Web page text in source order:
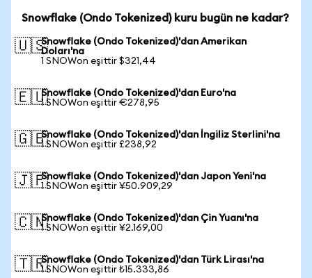
Snowflake (Ondo Tokenized) kuru bugün ne kadar?
🇺🇸Snowflake (Ondo Tokenized)'dan Amerikan
Doları'na
1 SNOWon eşittir $321,44
🇪🇺Snowflake (Ondo Tokenized)'dan Euro'na
1 SNOWon eşittir €278,95
🇬🇧Snowflake (Ondo Tokenized)'dan İngiliz Sterlini'na
1 SNOWon eşittir £238,92
🇯🇵Snowflake (Ondo Tokenized)'dan Japon Yeni'na
1 SNOWon eşittir ¥50.909,29
🇨🇳Snowflake (Ondo Tokenized)'dan Çin Yuanı'na
1 SNOWon eşittir ¥2.169,00
🇹🇷Snowflake (Ondo Tokenized)'dan Türk Lirası'na
1 SNOWon eşittir ₺15.333,86